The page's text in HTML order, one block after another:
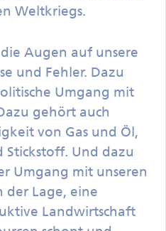
Weltkriegs.
Augen auf unsere
und Fehler. Dazu
Umgang mit
gehört auch
von Gas und Öl,
Stickstoff. Und dazu
Umgang mit unseren
der Lage, eine
Landwirtschaft